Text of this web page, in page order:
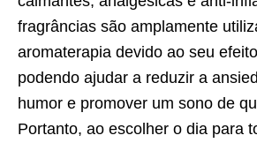
fragrâncias são amplamente
aromaterapia devido ao seu
podendo ajudar a reduzir a
humor e promover um sono de
Portanto, ao escolher o dia para